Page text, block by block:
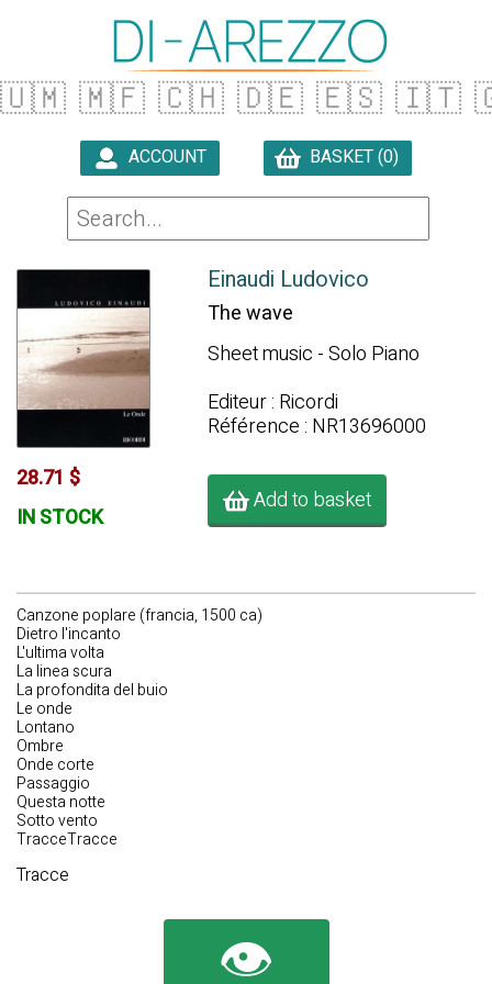
🇺🇲 🇲🇫 🇨🇭 🇩🇪 🇪🇸 🇮🇹
ACCOUNT BASKET (0)
28.71 $
IN STOCK
Einaudi Ludovico
The wave
Sheet music - Solo Piano
Editeur : Ricordi
Référence : NR13696000
Add to basket
Canzone poplare (francia, 1500 ca)
Dietro l'incanto
L'ultima volta
La linea scura
La profondita del buio
Le onde
Lontano
Ombre
Onde corte
Passaggio
Questa notte
Sotto vento
TracceTracce
Tracce
👁️